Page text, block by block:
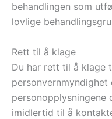
behandlingen som
lovlige
Rett til å klage
Du har rett til å klage
personvernmyndighet
personopplysningene
imidlertid til å